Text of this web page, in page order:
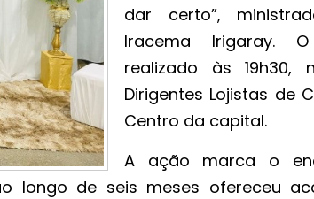
dar certo”,
Iracema Irigaray.
realizado às 19h30,
Dirigentes Lojistas de
Centro da capital.
A ação marca o
longo de seis meses ofereceu